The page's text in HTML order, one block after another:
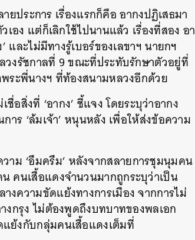
ระการ เรื่องแรกก็คือ อากงปฏิเสธมา
อง แต่ก็เลิกใช้ไปนานแล้ว เรื่องที่สอง อา
และไม่มีทางรู้เบอร์ของเลขาฯ นายกฯ
วงรัชกาลที่ 9 ขณะที่ประทับรักษาตัวอยู่ที่
ระพี่นางฯ ที่ท้องสนามหลวงอีกด้วย
สิ่งที่ ‘อากง’ ชี้แจง โดยระบุว่าอากง
ร ‘ล้มเจ้า’ หนุนหลัง เพื่อให้ส่งข้อความ
ม ‘อึมครึม’ หลังจากสลายการชุมนุมคน
คนเสื้อแดงจำนวนมากถูกระบุว่าเป็น
ความขัดแย้งทางการเมือง จากการไม่
งกรุง ไม่ต้องพูดถึงบทบาทของพลเอก
ย้งกับกลุ่มคนเสื้อแดงเต็มที่